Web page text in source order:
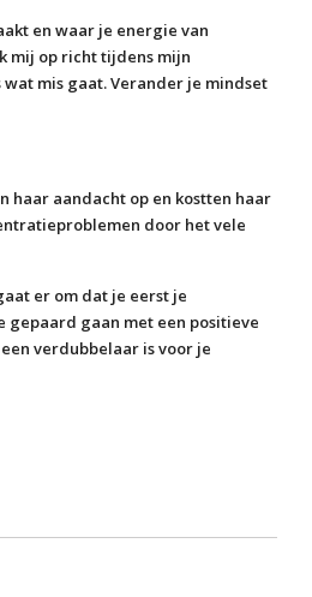
en waar je energie van
mij op richt tijdens mijn
mis gaat. Verander je mindset
haar aandacht op en kostten haar
door het vele
er om dat je eerst je
gepaard gaan met een positieve
verdubbelaar is voor je